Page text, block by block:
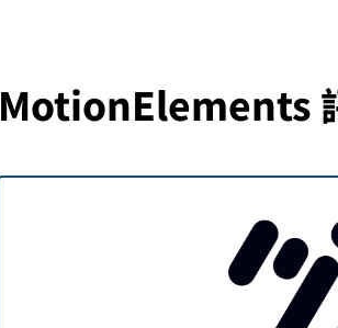
MotionElements